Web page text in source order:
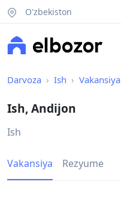
O'zbekiston
Darvoza Ish Vakansiya
Ish, Andijon
Ish
Vakansiya Rezyume